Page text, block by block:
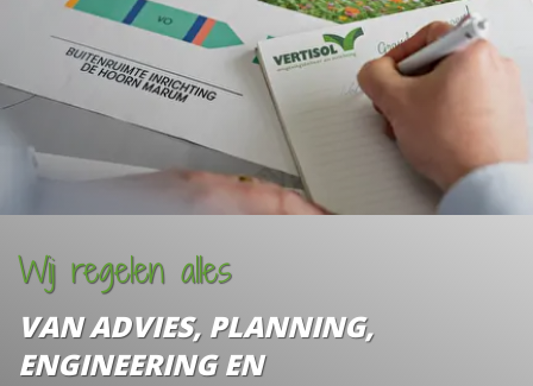
Wij regelen alles
VAN ADVIES, PLANNING,
ENGINEERING EN